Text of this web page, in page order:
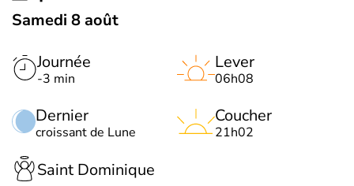
Samedi 8 août
Journée
-3 min
Dernier
croissant de Lune
Lever
06h08
Coucher
21h02
Saint Dominique